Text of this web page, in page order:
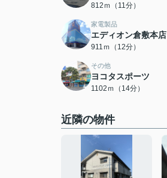
812ｍ（11分）
家電製品
エディオン倉敷本店
911ｍ（12分）
その他
ヨコタスポーツ
1102ｍ（14分）
近隣の物件